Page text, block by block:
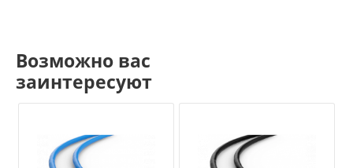
Возможно вас
заинтересуют